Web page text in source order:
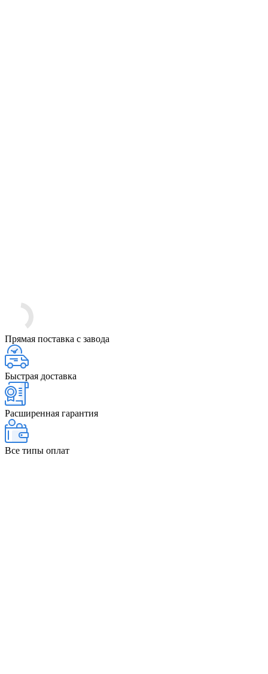
Прямая поставка с завода
Быстрая доставка
Расширенная гарантия
Все типы оплат